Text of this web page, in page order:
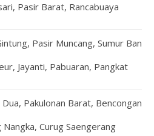
Pasir Barat, Rancabuaya
Pasir Muncang, Sumur
Jayanti, Pabuaran, Pangkat
Dua, Pakulonan Barat, Bencongan,
Nangka, Curug Saengerang